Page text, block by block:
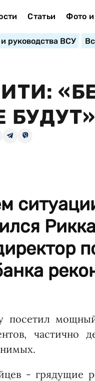
Статьи Фото
руководства ВСУ
БУДУТ»
посетил
частично
- грядущие